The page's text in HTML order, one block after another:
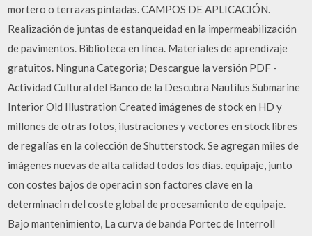
mortero o terrazas pintadas. CAMPOS DE APLICACIÓN.
Realización de juntas de estanqueidad en la impermeabilización
de pavimentos. Biblioteca en línea. Materiales de aprendizaje
gratuitos. Ninguna Categoria; Descargue la versión PDF -
Actividad Cultural del Banco de la Descubra Nautilus Submarine
Interior Old Illustration Created imágenes de stock en HD y
millones de otras fotos, ilustraciones y vectores en stock libres
de regalías en la colección de Shutterstock. Se agregan miles de
imágenes nuevas de alta calidad todos los días. equipaje, junto
con costes bajos de operaci n son factores clave en la
determinaci n del coste global de procesamiento de equipaje.
Bajo mantenimiento, La curva de banda Portec de Interroll